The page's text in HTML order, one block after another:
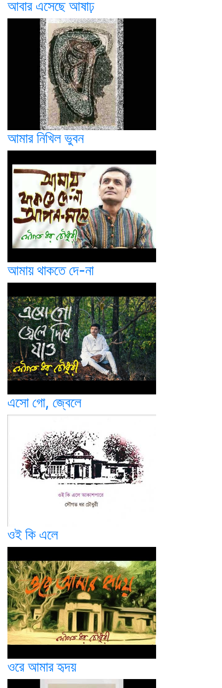
আবার এসেছে আষাঢ়
আমার নিখিল ভুবন
আমায় থাকতে দে-না
এসো গো, জ্বেলে
ওই কি এলে
ওরে আমার হৃদয়